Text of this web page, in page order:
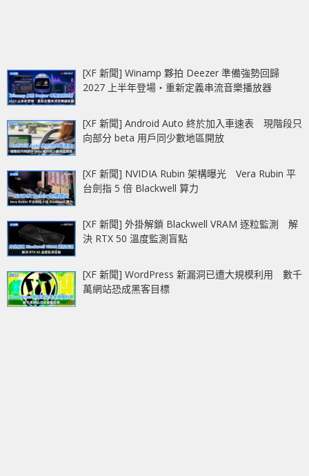
[XF 新聞] Winamp 夥拍 Deezer 準備強勢回歸
2027 上半年登場‧重新定義串流音樂播放器
[XF 新聞] Android Auto 終於加入車速表 現階段只
向部分 beta 用戶同少數地區開放
[XF 新聞] NVIDIA Rubin 架構曝光 Vera Rubin 平
台劍指 5 倍 Blackwell 算力
[XF 新聞] 外掛解鎖 Blackwell VRAM 逐粒監測 解
決 RTX 50 溫度監測盲點
[XF 新聞] WordPress 新漏洞已遭大規模利用 數千
萬網站恐成黑客目標